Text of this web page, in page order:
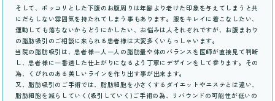
そして、ポッコリとした下腹のお腹周りは年齢より老けた印象を与えてしまうと共
にだらしない雰囲気を持たれてしまう事もあります。服をキレイに着こなしたい、
運動しても落ちないからどうにかしたい、お悩みは人それぞれですが、お腹まわり
の脂肪吸引のご相談に来られる患者様は大変多くいらっしゃいます。
当院の脂肪吸引は、患者様一人一人の脂肪量や体のバランスを医師が直接見て判断
し、患者様に一番適した仕上がりになるよう丁寧にデザインをして参ります。その
為、くびれのある美しいラインを作り出す事が出来ます。
又、脂肪吸引のご手術では、脂肪細胞を小さくするダイエットやエステとは違い、
脂肪細胞を減らしていく(吸引していく)ご手術の為、リバウンドの可能性が低いの